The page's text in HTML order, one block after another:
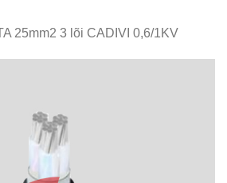
25mm2 3 lõi CADIVI 0,6/1KV